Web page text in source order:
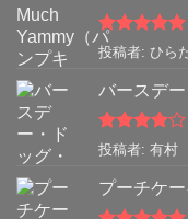
5段階中5の
投稿者: ひら
バースデ
5段階中4
投稿者: 有村
プーチケー